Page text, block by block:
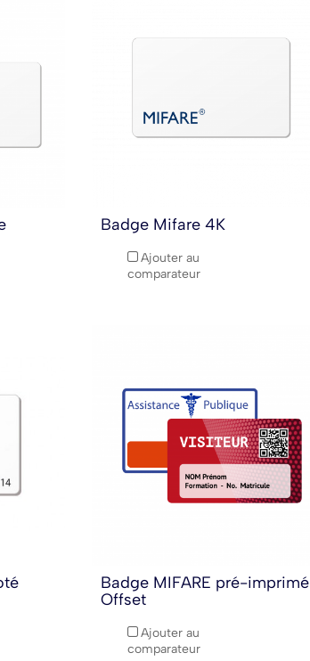
Badge Mifare 4K
Ajouter au
comparateur
Badge MIFARE pré-imprimé
Offset
Ajouter au
comparateur